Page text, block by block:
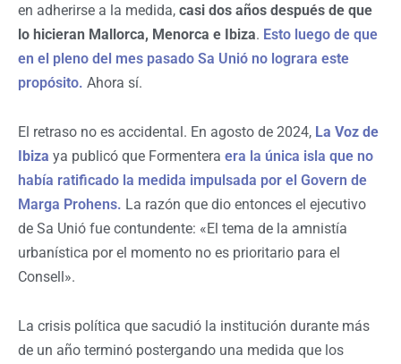
en adherirse a la medida, casi dos años después de que
lo hicieran Mallorca, Menorca e Ibiza. Esto luego de que
en el pleno del mes pasado Sa Unió no lograra este
propósito. Ahora sí.
El retraso no es accidental. En agosto de 2024, La Voz de
Ibiza ya publicó que Formentera era la única isla que no
había ratificado la medida impulsada por el Govern de
Marga Prohens. La razón que dio entonces el ejecutivo
de Sa Unió fue contundente: «El tema de la amnistía
urbanística por el momento no es prioritario para el
Consell».
La crisis política que sacudió la institución durante más
de un año terminó postergando una medida que los